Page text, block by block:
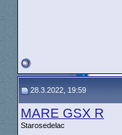
28.3.2022, 19:59
MARE GSX R
Starosedelac